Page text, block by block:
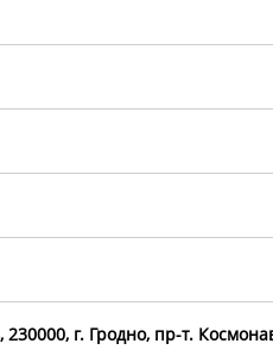
г. Гродно, пр-т.